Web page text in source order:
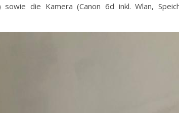
die Kamera (Canon 6d inkl. Wlan,